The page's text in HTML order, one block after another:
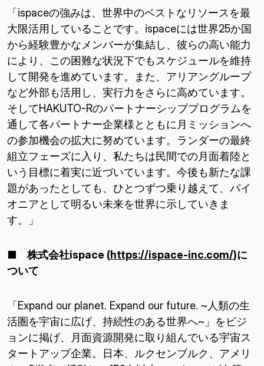
「ispaceの強みは、世界中のベストなリソースを最
大限活用していることです。ispaceには世界25か国
から経験豊かなメンバーが集結し、彼らの高い能力
により、この困難な状況下でもスケジュールを維持
して開発を進めています。また、アリアングループ
など外部も活用し、実行力をさらに高めています。
そしてHAKUTO-Rのパートナーシッププログラムを
通して各パートナー企業様とともに月ミッションへ
の参加機会の拡大に努めています。ランダーの最終
組立フェーズに入り、私たちは民間での月面着陸と
いう目標に着実に近づいています。今後も新たな課
題があったとしても、ひとつずつ乗り越えて、パイ
オニアとして明るい未来を世界に示していきま
す。」
■ 株式会社ispace (https://ispace-inc.com/)に
ついて
「Expand our planet. Expand our future. ~人類の生
活圏を宇宙に広げ、持続性のある世界へ~」をビジ
ョンに掲げ、月面資源開発に取り組んでいる宇宙ス
タートアップ企業。日本、ルクセンブルク、アメリ